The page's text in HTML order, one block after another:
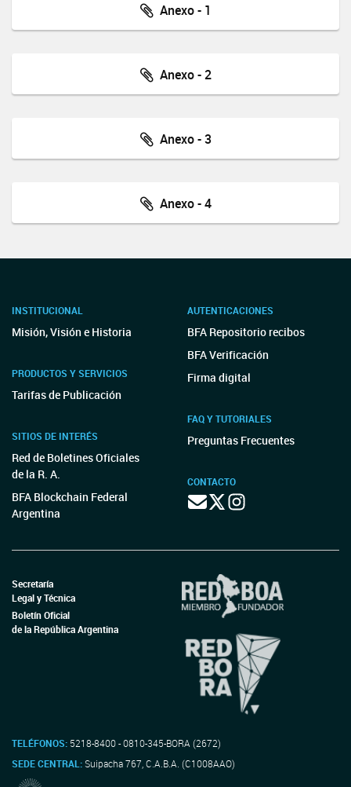
Anexo - 1
Anexo - 2
Anexo - 3
Anexo - 4
INSTITUCIONAL
Misión, Visión e Historia
PRODUCTOS Y SERVICIOS
Tarifas de Publicación
SITIOS DE INTERÉS
Red de Boletines Oficiales
de la R. A.
BFA Blockchain Federal
Argentina
AUTENTICACIONES
BFA Repositorio recibos
BFA Verificación
Firma digital
FAQ Y TUTORIALES
Preguntas Frecuentes
CONTACTO
Secretaría
Legal y Técnica
Boletín Oficial
de la República Argentina
TELÉFONOS: 5218-8400 - 0810-345-BORA (2672)
SEDE CENTRAL:Suipacha 767, C.A.B.A. (C1008AAO)